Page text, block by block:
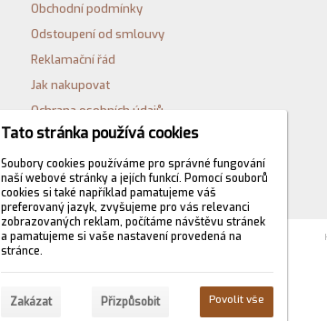
Obchodní podmínky
Odstoupení od smlouvy
Reklamační řád
Jak nakupovat
Ochrana osobních údajů
Cookies
Formulář pro odstoupení od
kupní smlouvy
Tato stránka používá cookies
Soubory cookies používáme pro správné fungování
naší webové stránky a jejích funkcí. Pomocí souborů
cookies si také například pamatujeme váš
preferovaný jazyk, zvyšujeme pro vás relevanci
zobrazovaných reklam, počítáme návštěvu stránek
a pamatujeme si vaše nastavení provedená na
stránce.
Zakázat Přizpůsobit Povolit vše